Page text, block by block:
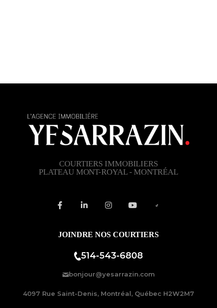
COURTIERS IMMOBILIERS
PLATEAU MONT-ROYAL - MONTRÉAL
JOINDRE NOS COURTIERS
514-543-6808
bonjour@yesarrazin.com
4097 Rue Saint-Denis, Montréal, Québec H2W2M7